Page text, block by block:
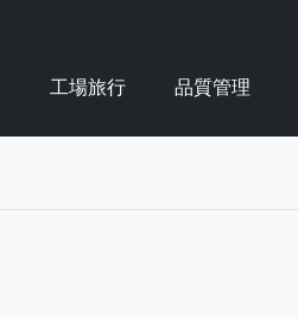
工場旅行 品質管理